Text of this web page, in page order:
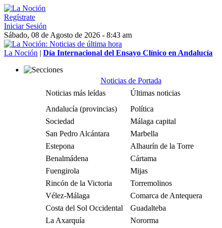
Regístrate
Iniciar Sesión
Sábado, 08 de Agosto de 2026 - 8:43 am
La Noción | Día Internacional del Ensayo Clínico en Andalucía
Noticias de Portada
Noticias más leídas
Últimas noticias
Andalucía (provincias)
Política
Sociedad
Málaga capital
San Pedro Alcántara
Marbella
Estepona
Alhaurín de la Torre
Benalmádena
Cártama
Fuengirola
Mijas
Rincón de la Victoria
Torremolinos
Vélez-Málaga
Comarca de Antequera
Costa del Sol Occidental
Guadalteba
La Axarquía
Nororma